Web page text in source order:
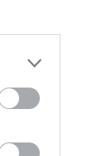
chiude